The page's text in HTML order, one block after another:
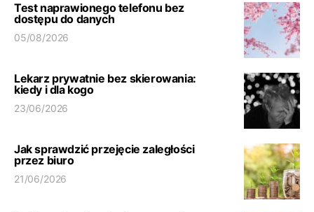
Test naprawionego telefonu bez
dostępu do danych
05/08/2026
Lekarz prywatnie bez skierowania:
kiedy i dla kogo
23/06/2026
Jak sprawdzić przejęcie zaległości
przez biuro
21/06/2026